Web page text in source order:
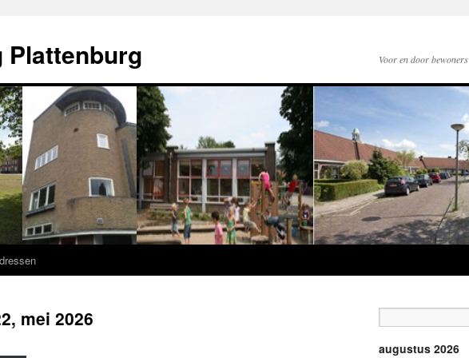
Plattenburg Voor en door bewoners
mei 2026
augustus 2026